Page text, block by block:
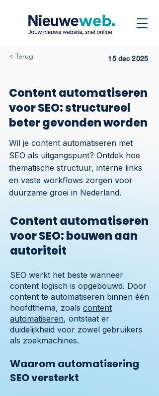
< Terug 15 dec 2025
Content automatiseren
voor SEO: structureel
beter gevonden worden
Wil je content automatiseren met
SEO als uitgangspunt? Ontdek hoe
thematische structuur, interne links
en vaste workflows zorgen voor
duurzame groei in Nederland.
Content automatiseren
voor SEO: bouwen aan
autoriteit
SEO werkt het beste wanneer
content logisch is opgebouwd. Door
content te automatiseren binnen één
hoofdthema, zoals content
automatiseren, ontstaat er
duidelijkheid voor zowel gebruikers
als zoekmachines.
Waarom automatisering
SEO versterkt